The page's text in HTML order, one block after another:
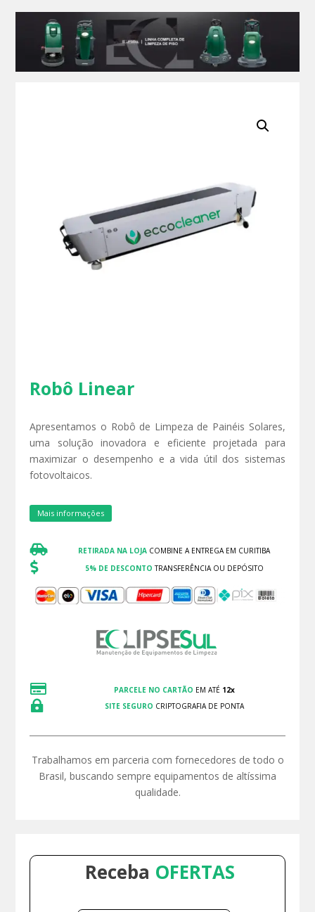
Robô Linear
Apresentamos o Robô de Limpeza de Painéis Solares,
uma solução inovadora e eficiente projetada para
maximizar o desempenho e a vida útil dos sistemas
fotovoltaicos.
Mais informações
 RETIRADA NA LOJA COMBINE A ENTREGA EM CURITIBA
 5% DE DESCONTOTRANSFERÊNCIA OU DEPÓSITO
 PARCELE NO CARTÃO EM ATÉ 12x
 SITE SEGURO CRIPTOGRAFIA DE PONTA
Trabalhamos em parceria com fornecedores de todo o
Brasil, buscando sempre equipamentos de altíssima
qualidade.
Receba OFERTAS